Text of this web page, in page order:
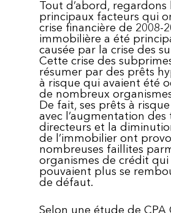
Tout d’abord, regardons
principaux facteurs qui
crise financière de 2008-
immobilière a été
causée par la crise des
Cette crise des
résumer par des prêts
à risque qui avaient été
de nombreux
De fait, ses prêts à
avec l’augmentation des
directeurs et la
de l’immobilier ont
nombreuses faillites
organismes de crédit qui
pouvaient plus se
de défaut.
Selon une étude de CPA